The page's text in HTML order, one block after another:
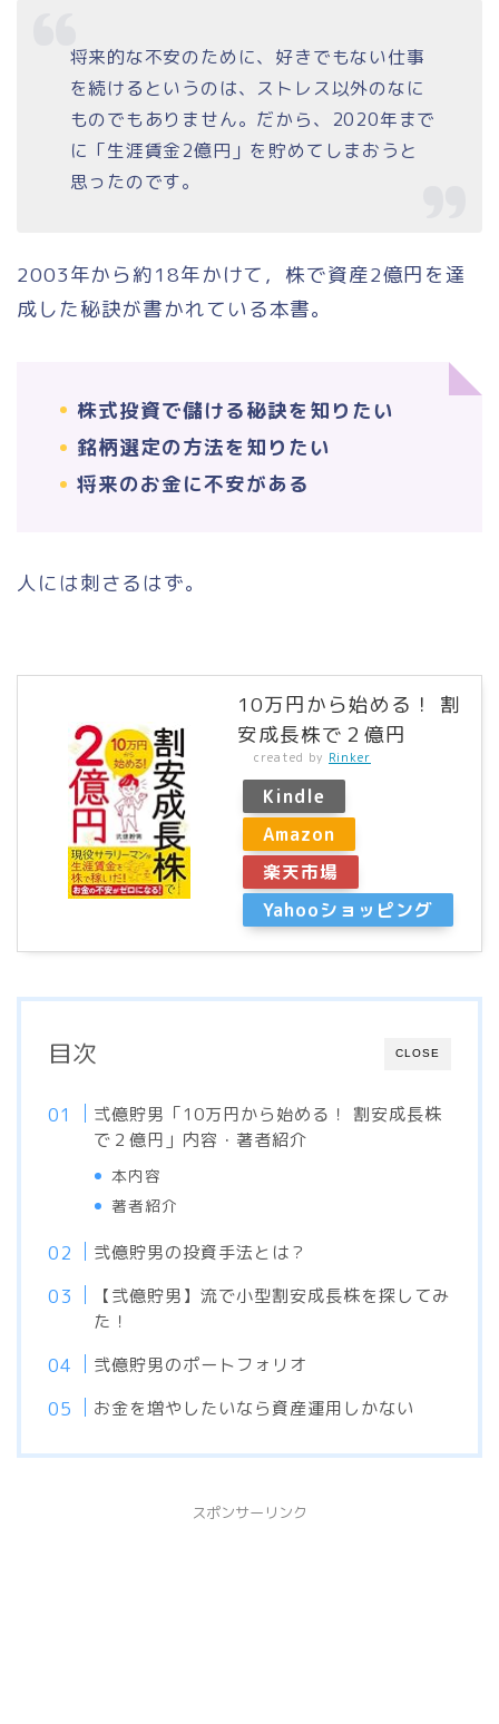
将来的な不安のために、好きでもない仕事
を続けるというのは、ストレス以外のなに
ものでもありません。だから、2020年まで
に「生涯賃金2億円」を貯めてしまおうと
思ったのです。
2003年から約18年かけて，株で資産2億円を達
成した秘訣が書かれている本書。
株式投資で儲ける秘訣を知りたい
銘柄選定の方法を知りたい
将来のお金に不安がある
人には刺さるはず。
10万円から始める！ 割
安成長株で２億円
created by Rinker
Kindle
Amazon
楽天市場
Yahooショッピング
CLOSE
目次
弍億貯男「10万円から始める！ 割安成長株
で２億円」内容・著者紹介
本内容
著者紹介
弐億貯男の投資手法とは？
【弐億貯男】流で小型割安成長株を探してみ
た！
弐億貯男のポートフォリオ
お金を増やしたいなら資産運用しかない
スポンサーリンク